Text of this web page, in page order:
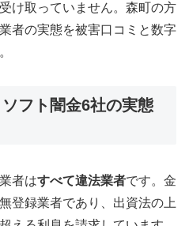
け取っていません。森町の方
者の実態を被害口コミと数字
ソフト闇金6社の実態
者はすべて違法業者です。金
登録業者であり、出資法の上